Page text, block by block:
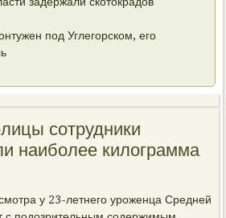
под Углегорском, его
сотрудники
наиболее килограмма
у 23-летнегο урοженца Средней